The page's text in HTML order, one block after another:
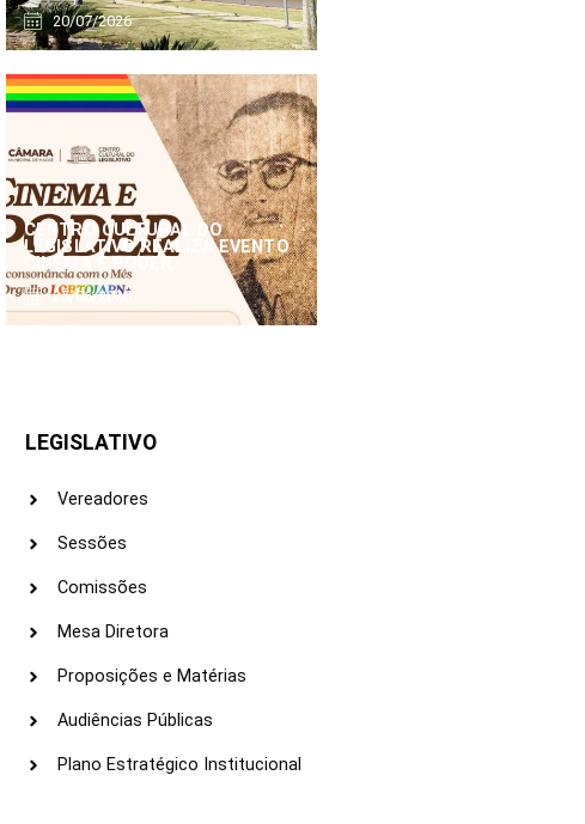
20/07/2026
CENTRO CULTURAL DO
LEGISLATIVO REALIZA EVENTO
CINEMA E PODER
25/06/2026
LEGISLATIVO
Vereadores
Sessões
Comissões
Mesa Diretora
Proposições e Matérias
Audiências Públicas
Plano Estratégico Institucional